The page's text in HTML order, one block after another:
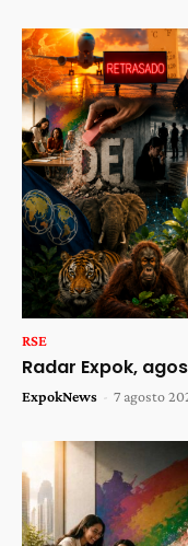
RSE
Radar Expok,
ExpokNews - 7 agosto